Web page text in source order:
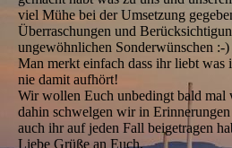
viel Mühe bei der Umsetzung
Überraschungen und
ungewöhnlichen Sonderwünschen :-)
Man merkt einfach dass ihr liebt was
nie damit aufhört!
Wir wollen Euch unbedingt bald mal
dahin schwelgen wir in Erinnerungen
auch ihr auf jeden Fall beigetragen
Liebe Grüße an Euch,